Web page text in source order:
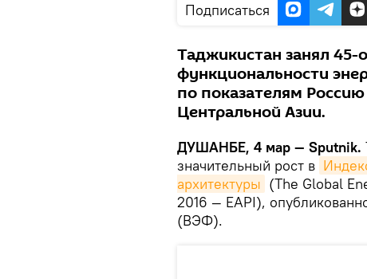
Подписаться
Таджикистан занял
функциональности
по показателям
Центральной Азии.
ДУШАНБЕ, 4 мар — Sputnik.
значительный рост в
архитектуры (The Global
2016 — EAPI),
(ВЭФ).